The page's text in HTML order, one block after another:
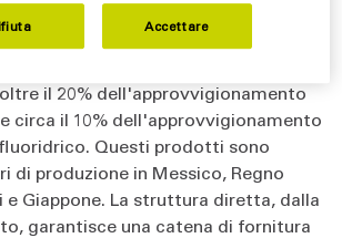
medico, la refrigerazione
il 20% dell'approvvigionamento
circa il 10% dell'approvvigionamento
Questi prodotti sono
di produzione in Messico, Regno
Giappone. La struttura diretta, dalla
garantisce una catena di fornitura
Accettare